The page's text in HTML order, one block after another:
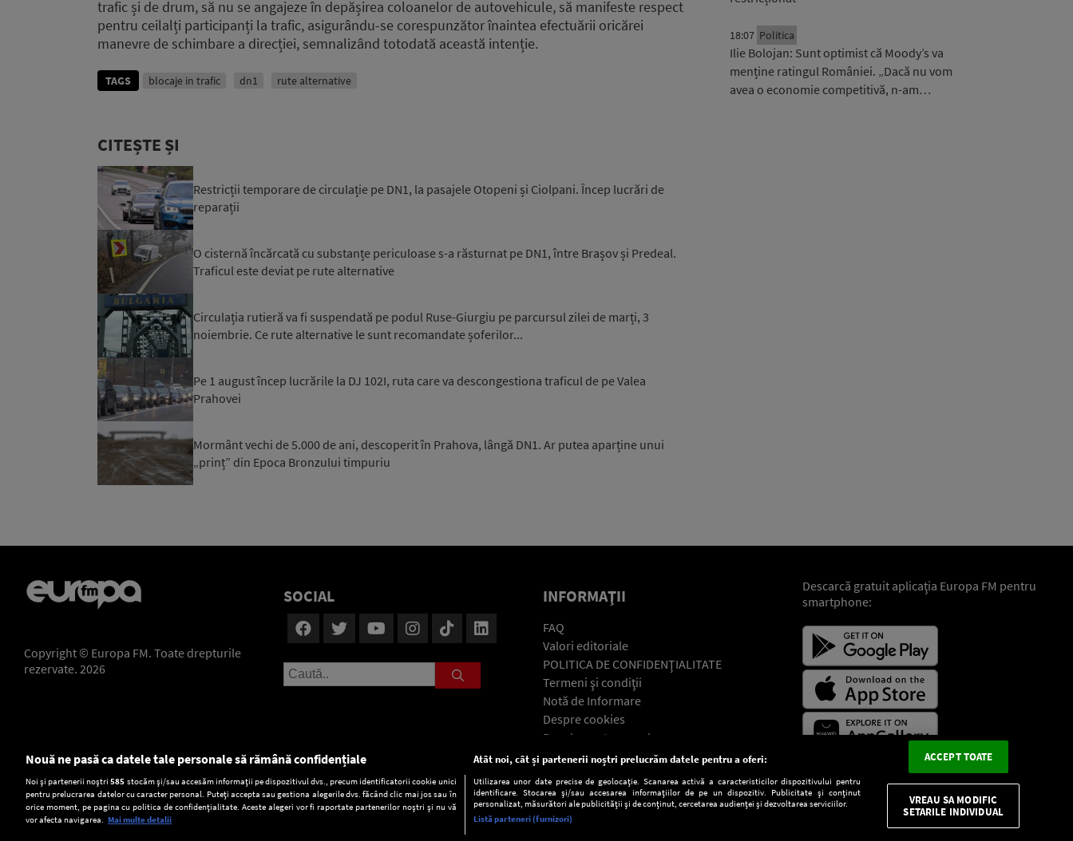
CONFIDENŢIALITATE
trafic și de drum, să nu se angajeze în depășirea coloanelor de autovehicule, să manifeste respect
pentru ceilalți participanți la trafic, asigurându-se corespunzător înaintea efectuării oricărei
manevre de schimbare a direcției, semnalizând totodată această intenție.
TAGS blocaje in trafic dn1 rute alternative
CITEȘTE ȘI
Restricții temporare de circulație pe DN1, la pasajele Otopeni și Ciolpani. Încep lucrări de
reparații
O cisternă încărcată cu substanțe periculoase s-a răsturnat pe DN1, între Brașov și Predeal.
Traficul este deviat pe rute alternative
Circulația rutieră va fi suspendată pe podul Ruse-Giurgiu pe parcursul zilei de marți, 3
noiembrie. Ce rute alternative le sunt recomandate șoferilor...
Pe 1 august încep lucrările la DJ 102I, ruta care va descongestiona traficul de pe Valea
Prahovei
Mormânt vechi de 5.000 de ani, descoperit în Prahova, lângă DN1. Ar putea aparține unui
„prinț” din Epoca Bronzului timpuriu
18:07 Politica
Ilie Bolojan: Sunt optimist că Moody’s va
menține ratingul României. „Dacă nu vom
avea o economie competitivă, n-am…
Copyright © Europa FM. Toate drepturile
rezervate. 2026
SOCIAL INFORMAŢII
FAQ
Valori editoriale
POLITICA DE CONFIDENŢIALITATE
Termeni şi condiţii
Notă de Informare
Despre cookies
Regulament general
GDPR
Descarcă gratuit aplicaţia Europa FM pentru
smartphone:
Setări:
Dark Mode
Nouă ne pasă ca datele tale personale să rămână confidențiale
Noi și partenerii noștri585 stocăm și/sau accesăm informații pe dispozitivul dvs., precum identificatorii cookie unici
pentru prelucrarea datelor cu caracter personal. Puteți accepta sau gestiona alegerile dvs. făcând clic mai jos sau în
orice moment, pe pagina cu politica de confidențialitate. Aceste alegeri vor fi raportate partenerilor noștri și nu vă
vor afecta navigarea. Mai multe detalii
Atât noi, cât și partenerii noștri prelucrăm datele pentru a oferi:
Utilizarea unor date precise de geolocație. Scanarea activă a caracteristicilor dispozitivului pentru
identificare. Stocarea și/sau accesarea informațiilor de pe un dispozitiv. Publicitate și conținut
personalizat, măsurători ale publicității și de conținut, cercetarea audienței și dezvoltarea serviciilor.
Listă parteneri (furnizori)
ACCEPT TOATE
VREAU SA MODIFIC
SETARILE INDIVIDUAL